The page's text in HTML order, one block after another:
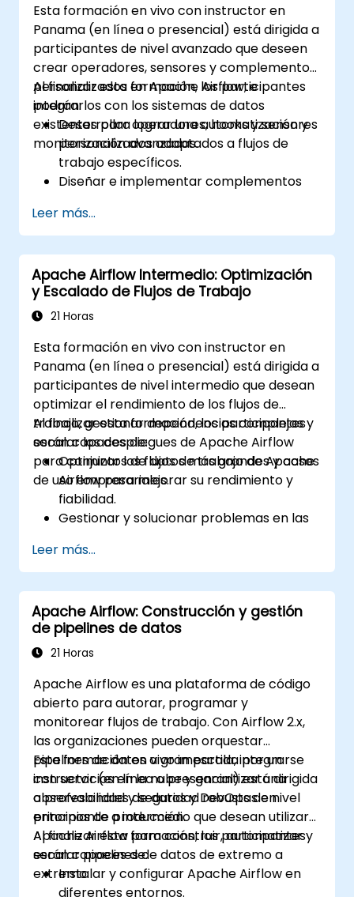
aprendizaje automático en producción.
Esta formación en vivo con instructor en
Panama (en línea o presencial) está dirigida a
participantes de nivel avanzado que deseen
crear operadores, sensores y complementos
personalizados en Apache Airflow, e
integrarlos con los sistemas de datos
existentes para lograr una automatización y
monitorización avanzadas.
Al finalizar esta formación, los participantes
podrán:
Desarrollar operadores, hooks y sensores
personalizados adaptados a flujos de
trabajo específicos.
Diseñar e implementar complementos
Integrar los flujos de trabajo de Airflow
con sistemas y servicios externos.
Optimizar y monitorizar los flujos de
trabajo utilizando herramientas
avanzadas de depuración.
Aprovechar las mejores prácticas para
escala.
Leer más...
Apache Airflow Intermedio: Optimización
y Escalado de Flujos de Trabajo
21 Horas
Esta formación en vivo con instructor en
Panama (en línea o presencial) está dirigida a
participantes de nivel intermedio que desean
optimizar el rendimiento de los flujos de
trabajo, gestionar dependencias complejas y
escalar los despliegues de Apache Airflow
para conjuntos de datos más grandes y casos
de uso empresariales.
Al finalizar esta formación, los participantes
serán capaces de:
Optimizar los flujos de trabajo de Apache
Airflow para mejorar su rendimiento y
fiabilidad.
Gestionar y solucionar problemas en las
trabajo.
Aprovechar características avanzadas
de Airflow, incluidos operadores y
sensores personalizados.
Escalar Apache Airflow para manejar
conjuntos de datos más grandes y
Implementar las mejores prácticas para
monitoreo, registro de eventos y
seguridad en entornos de Airflow.
Leer más...
Apache Airflow: Construcción y gestión
de pipelines de datos
21 Horas
Apache Airflow es una plataforma de código
abierto para autorar, programar y
monitorear flujos de trabajo. Con Airflow 2.x,
las organizaciones pueden orquestar
pipelines de datos a gran escala, integrarse
con servicios en la nube y garantizar una
observabilidad y seguridad robustas en
entornos de producción.
Esta formación en vivo impartida por un
instructor (en línea o presencial) está dirigida
a profesionales de datos y DevOps de nivel
principiante a intermedio que desean utilizar
Apache Airflow para construir, automatizar y
escalar pipelines de datos de extremo a
extremo.
Al finalizar esta formación, los participantes
serán capaces de:
Instalar y configurar Apache Airflow en
diferentes entornos.